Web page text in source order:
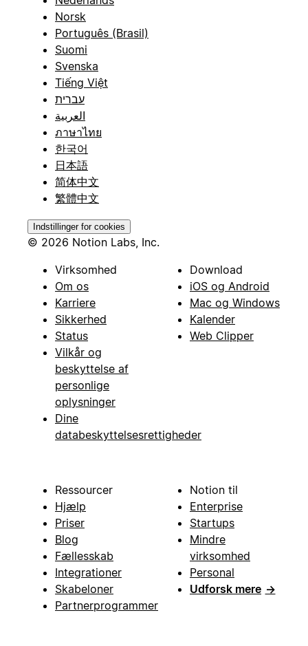
Norsk
Português (Brasil)
Suomi
Svenska
Tiếng Việt
עברית
العربية
ภาษาไทย
한국어
日本語
简体中文
繁體中文
Indstillinger for cookies
© 2026 Notion Labs, Inc.
Virksomhed
Om os
Karriere
Sikkerhed
Status
Vilkår og
beskyttelse af
personlige
oplysninger
Dine
databeskyttelsesrettigheder
Download
iOS og Android
Mac og Windows
Kalender
Web Clipper
Ressourcer
Hjælp
Priser
Blog
Fællesskab
Integrationer
Skabeloner
Partnerprogrammer
Notion til
Enterprise
Startups
Mindre
virksomhed
Personal
Udforsk mere →